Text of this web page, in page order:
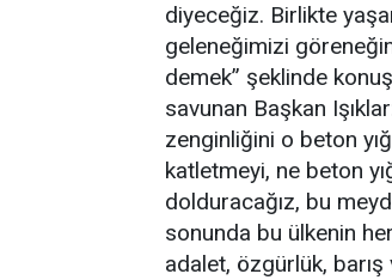
diyeceğiz. Birlikte
geleneğimizi
demek” şeklinde
savunan Başkan
zenginliğini o beton
katletmeyi, ne beton
dolduracağız, bu
sonunda bu ülkenin
adalet, özgürlük,